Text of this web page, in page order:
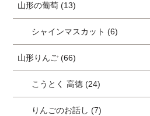
山形の葡萄 (13)
シャインマスカット (6)
山形りんご (66)
こうとく 高徳 (24)
りんごのお話し (7)